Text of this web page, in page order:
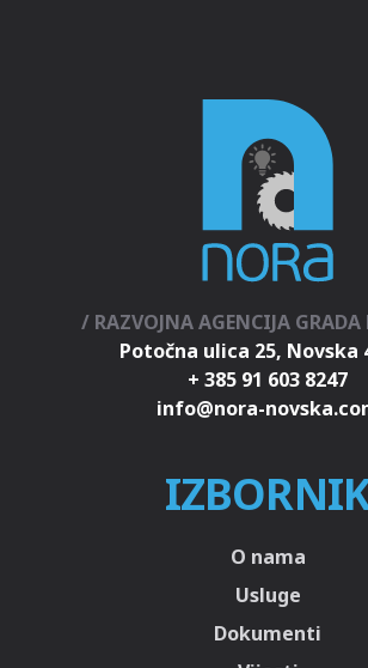
/ RAZVOJNA AGENCIJA GRADA
Potočna ulica 25, Novska
+ 385 91 603 8247
O nama
Usluge
Dokumenti